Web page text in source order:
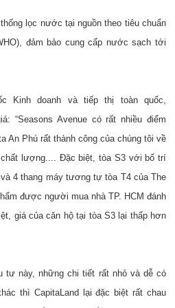
lọc nước tại nguồn theo tiêu chuẩn
đảm bảo cung cấp nước sạch tới
Kinh doanh và tiếp thị toàn quốc,
“Seasons Avenue có rất nhiều điểm
An Phú rất thành công của chúng tôi về
lượng.... Đặc biệt, tòa S3 với bố trí
4 thang máy tương tự tòa T4 của The
được người mua nhà TP. HCM đánh
giá của căn hộ tại tòa S3 lại thấp hơn
tư này, những chi tiết rất nhỏ và dễ có
thì CapitaLand lại đặc biệt rất chau